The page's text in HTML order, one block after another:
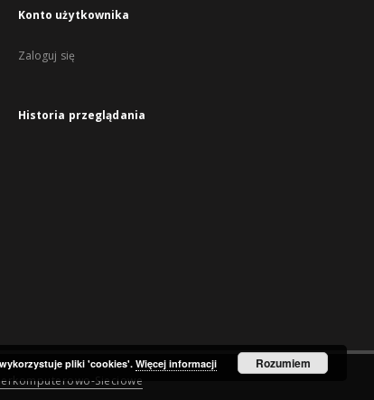
Konto użytkownika
Zaloguj się
Historia przeglądania
Sieciowe
pliki 'cookies'. Więcej informacji Rozumiem